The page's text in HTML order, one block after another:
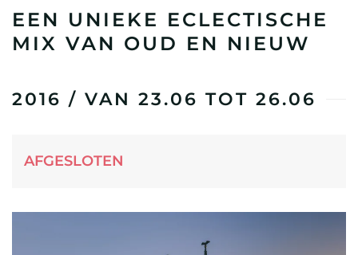
EEN UNIEKE ECLECTISCHE
MIX VAN OUD EN NIEUW
2016 / VAN 23.06 TOT 26.06
AFGESLOTEN